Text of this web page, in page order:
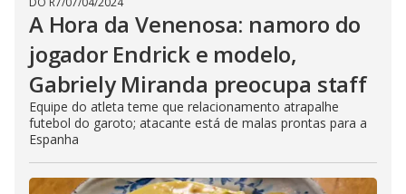
A Hora da Venenosa: namoro do
jogador Endrick e modelo,
Gabriely Miranda preocupa staff
Equipe do atleta teme que relacionamento atrapalhe
futebol do garoto; atacante está de malas prontas para a
Espanha